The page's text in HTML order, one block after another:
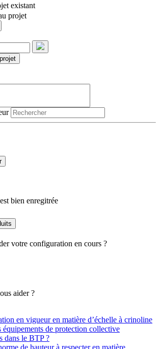
existant
projet
bien enregitrée
votre configuration en cours ?
aider ?
en vigueur en matière d’échelle à crinoline
équipements de protection collective
dans le BTP ?
de hauteur à respecter en matière